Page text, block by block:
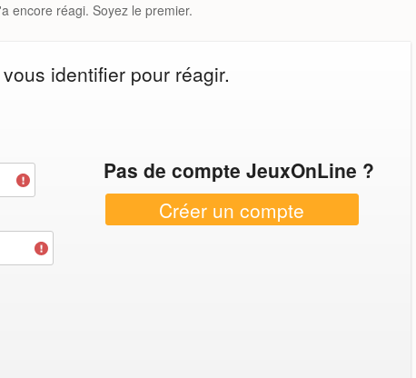
encore réagi. Soyez le premier.
identifier pour réagir.
Pas de compte JeuxOnLine ?
Créer un compte